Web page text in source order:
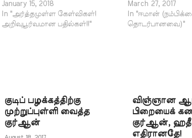
மார்க்கத்தின் எச்சரிக்கை!
அன்புடையீர்! அஸ்ஸலாமு
அலைக்கும். இந்த இணைய
காட்டுகின்றனர். இன்னாருடைய
கட்டுரையில் இருந்து, அல்லது
புத்தகத்தில் இருந்து இது
எடுக்கப்பட்டது என்று குறிப்பிடாமல்
புகழடைவதற்காக இவ்வாறு…
January 15, 2018
In "அர்த்தமுள்ள கேள்விகள்!
அறிவுபூர்வமான பதில்கள்!!"
சலவாத் கூறுமாறு
அல்லாஹ்
அதிகமதிகம் தன்
கொள்கையுடையோர்
வாதிடுகின்றனர்.
March 27, 2017
In "ஈமான்
தொடர்பானவை)"
குடிப் பழக்கத்திற்கு
முற்றுப்புள்ளி வைத்த
குர்ஆன்
விஞ்ஞான
பிறையைக்
குர்ஆன்,
எதிரானதே!